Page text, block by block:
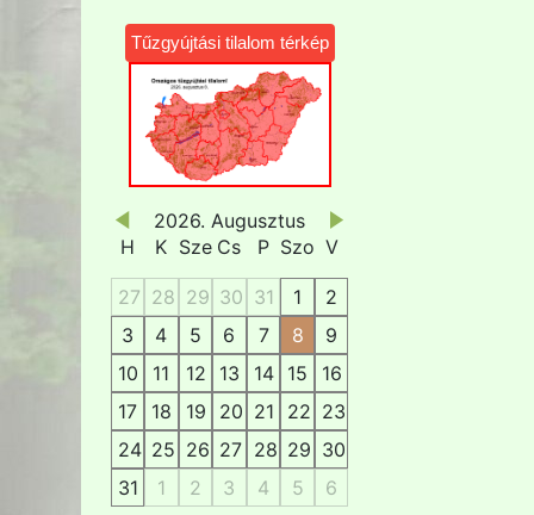
Tűzgyújtási tilalom térkép
2026. Augusztus
H
K Sze Cs P Szo V
27 28 29 30 31 1
2
3
4 5 6 7 8
9
10
11 12 13 14 15
16
17
18 19 20 21 22 23
24 25 26 27 28 29 30
31
1 2 3 4 5 6